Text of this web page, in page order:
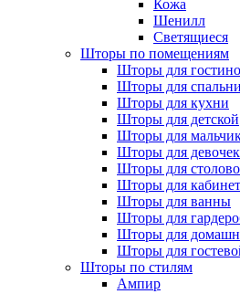
Кожа
Шенилл
Светящиеся
Шторы по помещениям
Шторы для
Шторы для спальни
Шторы для кухни
Шторы для детской
Шторы для
Шторы для девочек
Шторы для
Шторы для
Шторы для ванны
Шторы для
Шторы для
Шторы для
Шторы по стилям
Ампир